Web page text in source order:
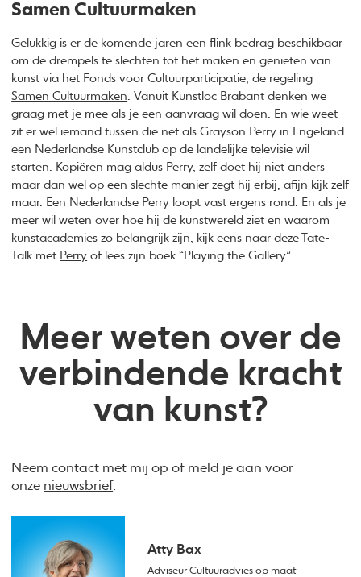
Samen Cultuurmaken
Gelukkig is er de komende jaren een flink bedrag beschikbaar
om de drempels te slechten tot het maken en genieten van
kunst via het Fonds voor Cultuurparticipatie, de regeling
Samen Cultuurmaken . Vanuit Kunstloc Brabant denken we
graag met je mee als je een aanvraag wil doen. En wie weet
zit er wel iemand tussen die net als Grayson Perry in Engeland
een Nederlandse Kunstclub op de landelijke televisie wil
starten. Kopiëren mag aldus Perry, zelf doet hij niet anders
maar dan wel op een slechte manier zegt hij erbij, afijn kijk zelf
maar. Een Nederlandse Perry loopt vast ergens rond. En als je
meer wil weten over hoe hij de kunstwereld ziet en waarom
kunstacademies zo belangrijk zijn, kijk eens naar deze Tate-
Talk met Perry of lees zijn boek “Playing the Gallery”.
Meer weten over de
verbindende kracht
van kunst?
Neem contact met mij op of meld je aan voor
onze nieuwsbrief.
Atty Bax
Adviseur Cultuuradvies op maat